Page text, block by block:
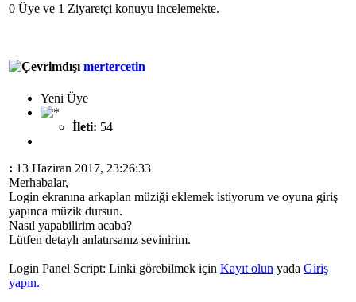
0 Üye ve 1 Ziyaretçi konuyu incelemekte.
mertercetin
Yeni Üye
İleti: 54
: 13 Haziran 2017, 23:26:33
Merhabalar,
Login ekranına arkaplan müziği eklemek istiyorum ve oyuna giriş
yapınca müzik dursun.
Nasıl yapabilirim acaba?
Lütfen detaylı anlatırsanız sevinirim.
Login Panel Script: Linki görebilmek için Kayıt olun yada Giriş
yapın.